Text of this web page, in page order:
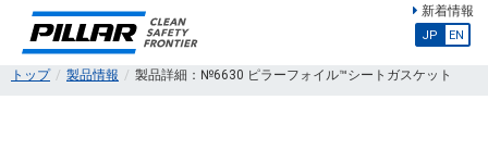
新着情報
JP EN
トップ 製品情報 製品詳細：№6630 ピラーフォイル™シートガスケット